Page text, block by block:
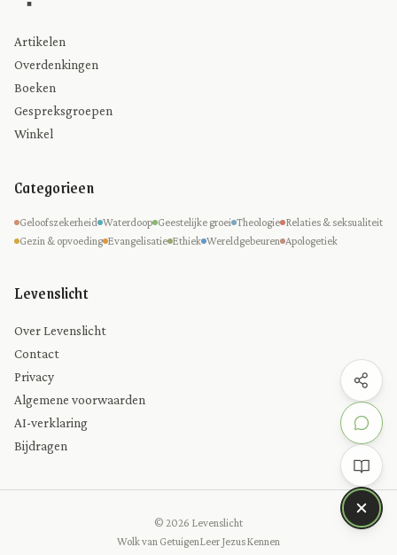
Artikelen
Overdenkingen
Boeken
Gespreksgroepen
Winkel
Categorieen
Geloofszekerheid Waterdoop Geestelijke groei Theologie Relaties & seksualiteit
Gezin & opvoeding Evangelisatie Ethiek Wereldgebeuren Apologetiek
Levenslicht
Over Levenslicht
Contact
Privacy
Algemene voorwaarden
AI-verklaring
Bijdragen
© 2026 Levenslicht
Wolk van GetuigenLeer Jezus Kennen